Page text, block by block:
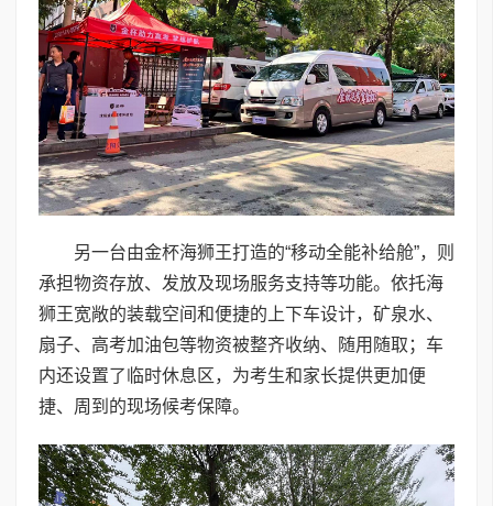
另一台由金杯海狮王打造的“移动全能补给舱”，则
承担物资存放、发放及现场服务支持等功能。依托海
狮王宽敞的装载空间和便捷的上下车设计，矿泉水、
扇子、高考加油包等物资被整齐收纳、随用随取；车
内还设置了临时休息区，为考生和家长提供更加便
捷、周到的现场候考保障。